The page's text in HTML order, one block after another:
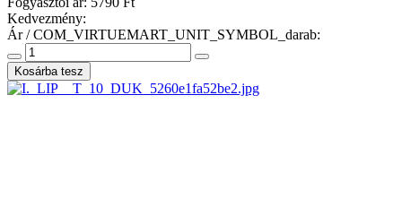
Kedvezmény:
Ár / COM_VIRTUEMART_UNIT_SYMBOL_darab: